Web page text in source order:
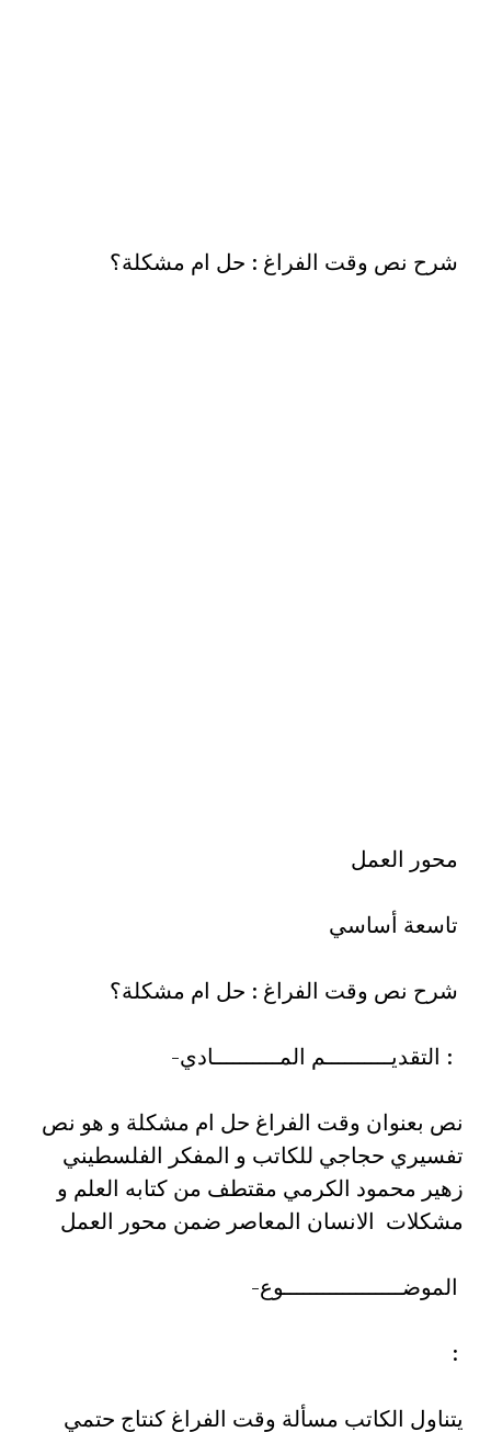
شرح نص وقت الفراغ : حل ام مشكلة؟
محور العمل
تاسعة أساسي
شرح نص وقت الفراغ : حل ام مشكلة؟
: التقديــــــــــم المــــــــــادي-
نص بعنوان وقت الفراغ حل ام مشكلة و هو نص
تفسيري حجاجي للكاتب و المفكر الفلسطيني
زهير محمود الكرمي مقتطف من كتابه العلم و
مشكلات الانسان المعاصر ضمن محور العمل
الموضــــــــــــــــــوع-
:
يتناول الكاتب مسألة وقت الفراغ كنتاج حتمي